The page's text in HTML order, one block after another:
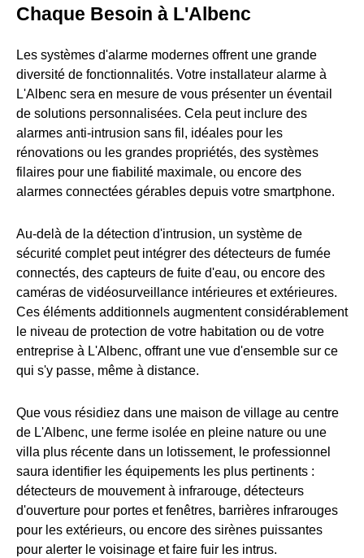
Chaque Besoin à L'Albenc
Les systèmes d'alarme modernes offrent une grande
diversité de fonctionnalités. Votre installateur alarme à
L'Albenc sera en mesure de vous présenter un éventail
de solutions personnalisées. Cela peut inclure des
alarmes anti-intrusion sans fil, idéales pour les
rénovations ou les grandes propriétés, des systèmes
filaires pour une fiabilité maximale, ou encore des
alarmes connectées gérables depuis votre smartphone.
Au-delà de la détection d'intrusion, un système de
sécurité complet peut intégrer des détecteurs de fumée
connectés, des capteurs de fuite d'eau, ou encore des
caméras de vidéosurveillance intérieures et extérieures.
Ces éléments additionnels augmentent considérablement
le niveau de protection de votre habitation ou de votre
entreprise à L'Albenc, offrant une vue d'ensemble sur ce
qui s'y passe, même à distance.
Que vous résidiez dans une maison de village au centre
de L'Albenc, une ferme isolée en pleine nature ou une
villa plus récente dans un lotissement, le professionnel
saura identifier les équipements les plus pertinents :
détecteurs de mouvement à infrarouge, détecteurs
d'ouverture pour portes et fenêtres, barrières infrarouges
pour les extérieurs, ou encore des sirènes puissantes
pour alerter le voisinage et faire fuir les intrus.